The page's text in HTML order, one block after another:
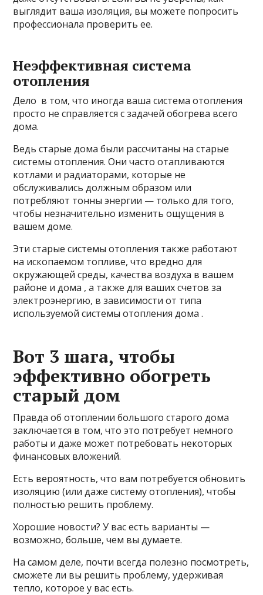
выглядит ваша изоляция, вы можете попросить
профессионала проверить ее.
Неэффективная система
отопления
Дело в том, что иногда ваша система отопления
просто не справляется с задачей обогрева всего
дома.
Ведь старые дома были рассчитаны на старые
системы отопления. Они часто отапливаются
котлами и радиаторами, которые не
обслуживались должным образом или
потребляют тонны энергии — только для того,
чтобы незначительно изменить ощущения в
вашем доме.
Эти старые системы отопления также работают
на ископаемом топливе, что вредно для
окружающей среды, качества воздуха в вашем
районе и дома , а также для ваших счетов за
электроэнергию, в зависимости от типа
используемой системы отопления дома .
Вот 3 шага, чтобы
эффективно обогреть
старый дом
Правда об отоплении большого старого дома
заключается в том, что это потребует немного
работы и даже может потребовать некоторых
финансовых вложений.
Есть вероятность, что вам потребуется обновить
изоляцию (или даже систему отопления), чтобы
полностью решить проблему.
Хорошие новости? У вас есть варианты —
возможно, больше, чем вы думаете.
На самом деле, почти всегда полезно посмотреть,
сможете ли вы решить проблему, удерживая
тепло, которое у вас есть.